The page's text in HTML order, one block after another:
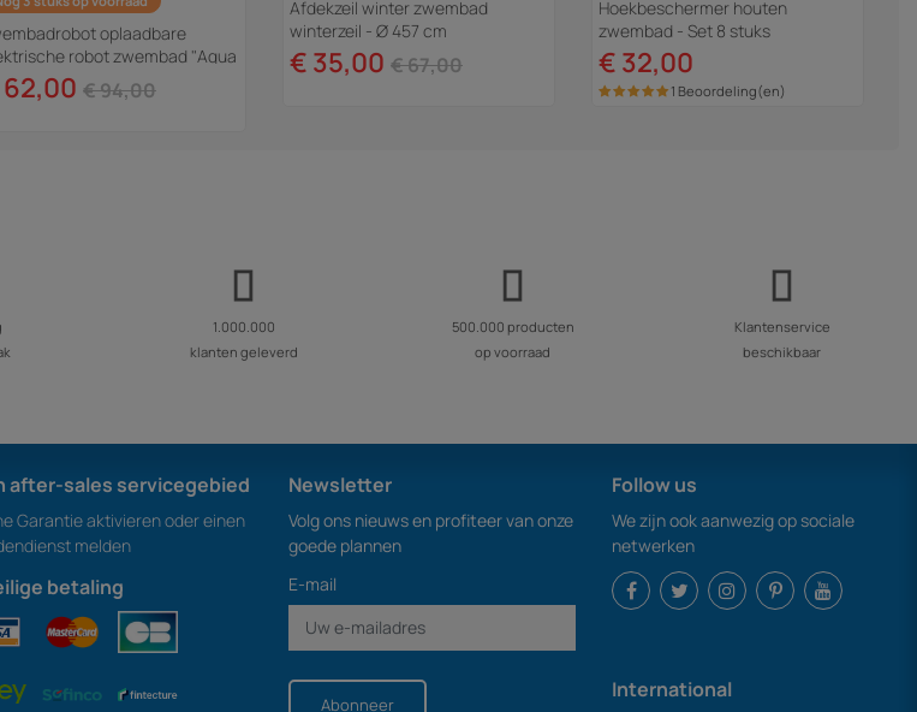
oplaadbare
robot zwembad "Aqua
100"
€ 94,00
Afdekzeil winter zwembad
winterzeil - Ø 457 cm
€ 35,00 € 67,00
Hoekbeschermer houten
zwembad - Set 8 stuks
€ 32,00
1 Beoordeling(en)
1.000.000
klanten geleverd
500.000 producten
op voorraad
Klantenservice
beschikbaar
after-sales servicegebied
Garantie aktivieren oder einen
melden
betaling
Newsletter
Volg ons nieuws en profiteer van onze
goede plannen
E-mail
Abonneer
Follow us
We zijn ook aanwezig op sociale
netwerken
International